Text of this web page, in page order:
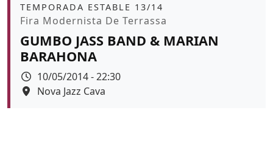
Àmbit
TEMPORADA ESTABLE 13/14
Promoció
Fira Modernista De Terrassa
GUMBO JASS BAND & MARIAN
BARAHONA
Data
10/05/2014 - 22:30
Espai
Nova Jazz Cava